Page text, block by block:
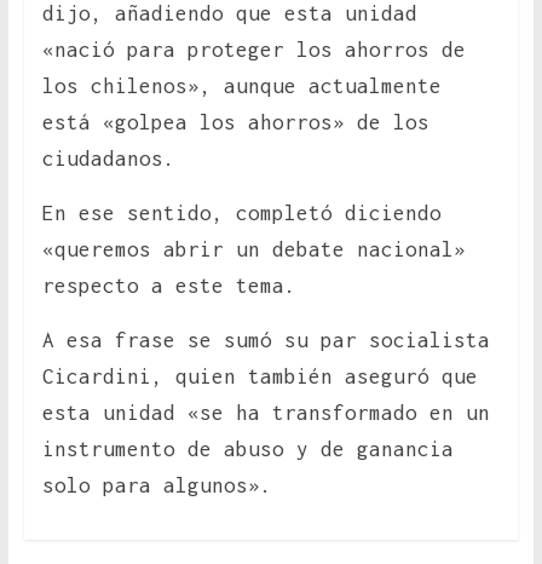
dijo, añadiendo que esta unidad
«nació para proteger los ahorros de
los chilenos», aunque actualmente
está «golpea los ahorros» de los
ciudadanos.
En ese sentido, completó diciendo
«queremos abrir un debate nacional»
respecto a este tema.
A esa frase se sumó su par socialista
Cicardini, quien también aseguró que
esta unidad «se ha transformado en un
instrumento de abuso y de ganancia
solo para algunos».